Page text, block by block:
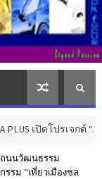
เปิดโปรเจกต์
ถนนวัฒนธรรม
รรม "เที่ยวเมืองชล